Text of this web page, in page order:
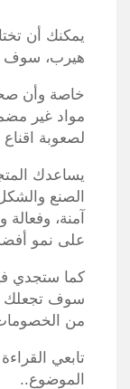
يمكنك أن
هيرب، سوف
خاصة وأن
مواد غير
لصعوبة اقناع
يساعدك
الصنع
آمنة،
على نمو
كما ستجدي
سوف تجعلك
من
تابعي
الموضوع..